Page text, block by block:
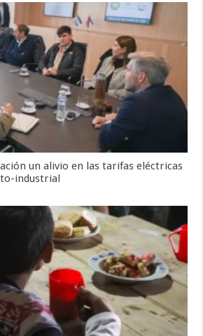
un alivio en las tarifas eléctricas
industrial